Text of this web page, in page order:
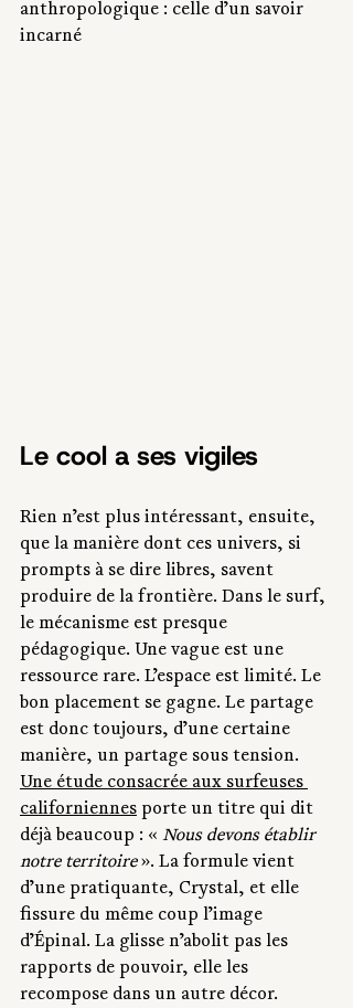
anthropologique : celle d’un savoir
incarné
Le cool a ses vigiles
Rien n’est plus intéressant, ensuite,
que la manière dont ces univers, si
prompts à se dire libres, savent
produire de la frontière. Dans le surf,
le mécanisme est presque
pédagogique. Une vague est une
ressource rare. L’espace est limité. Le
bon placement se gagne. Le partage
est donc toujours, d’une certaine
manière, un partage sous tension.
Une étude consacrée aux surfeuses
californiennes porte un titre qui dit
déjà beaucoup : « Nous devons établir
notre territoire ». La formule vient
d’une pratiquante, Crystal, et elle
fissure du même coup l’image
d’Épinal. La glisse n’abolit pas les
rapports de pouvoir, elle les
recompose dans un autre décor.